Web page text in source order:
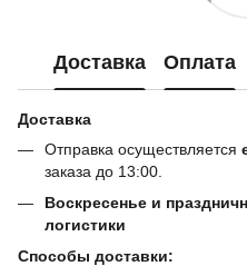
Доставка Оплата
Доставка
Отправка осуществляется
заказа до 13:00.
Воскресенье и
логистики
Способы доставки: